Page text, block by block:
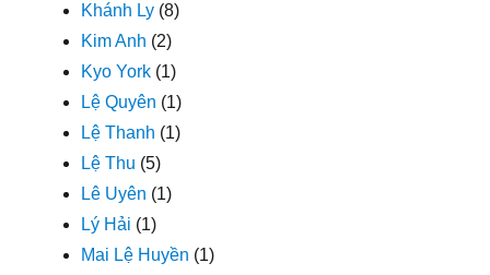
Khánh Ly (8)
Kim Anh (2)
Kyo York (1)
Lệ Quyên (1)
Lệ Thanh (1)
Lệ Thu (5)
Lê Uyên (1)
Lý Hải (1)
Mai Lệ Huyền (1)